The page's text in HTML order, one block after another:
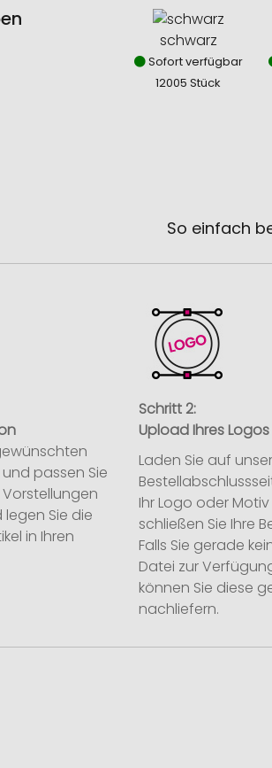
schwarz
Sofort verfügbar
12005 Stück
So einfach
passen Sie
Sie die
in Ihren
Schritt 2:
Upload Ihres
Laden Sie auf
Ihr Logo oder
schließen Sie Ihre
Falls Sie gerade
Datei zur
können Sie diese
nachliefern.